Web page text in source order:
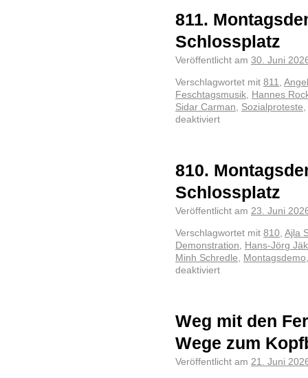
811.
Schlossplatz
Veröffentlicht am 30. Juni
Verschlagwortet mit 811,
Feschtagsmusik, Hannes
Sidar Carman, Sozialproteste,
deaktiviert
810.
Schlossplatz
Veröffentlicht am 23. Juni
Verschlagwortet mit 810, Ajla
Demonstration, Hans-Jörg
Minh Schredle, Montagsdemo
deaktiviert
Weg mit den
Wege zum
Veröffentlicht am 21. Juni